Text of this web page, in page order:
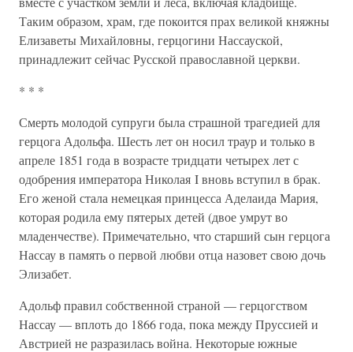
Таким образом, храм, где покоится прах великой княжны
Елизаветы Михайловны, герцогини Нассауской,
принадлежит сейчас Русской православной церкви.
* * *
Смерть молодой супруги была страшной трагедией для
герцога Адольфа. Шесть лет он носил траур и только в
апреле 1851 года в возрасте тридцати четырех лет с
одобрения императора Николая I вновь вступил в брак.
Его женой стала немецкая принцесса Аделаида Мария,
которая родила ему пятерых детей (двое умрут во
младенчестве). Примечательно, что старший сын герцога
Нассау в память о первой любви отца назовет свою дочь
Элизабет.
Адольф правил собственной страной — герцогством
Нассау — вплоть до 1866 года, пока между Пруссией и
Австрией не разразилась война. Некоторые южные